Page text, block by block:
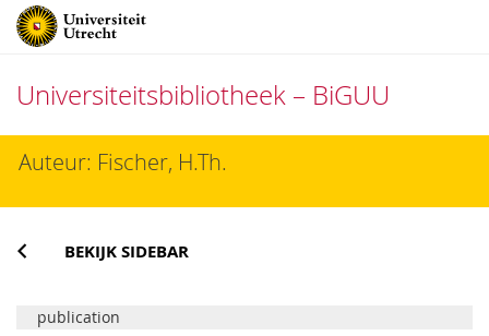
Universiteitsbibliotheek – BiGUU
naarAuteur: Fischer, H.Th.
BEKIJK SIDEBAR
publication